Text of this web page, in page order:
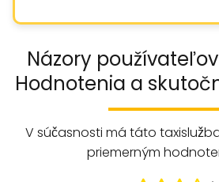
Názory používateľov
Hodnotenia a
V súčasnosti má táto
priemerným